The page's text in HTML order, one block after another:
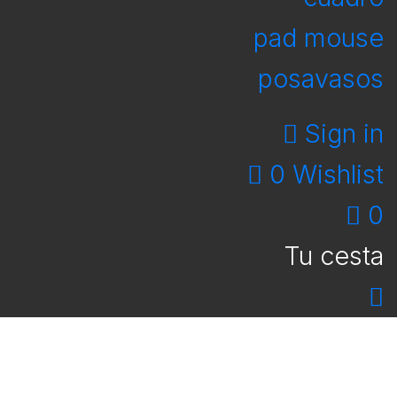
pad mouse
posavasos
Sign in
0 Wishlist
0
Tu cesta